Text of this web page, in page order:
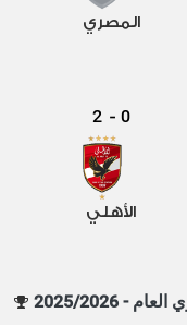
المصري
0
-
2
الأهلي
- 2025/2026